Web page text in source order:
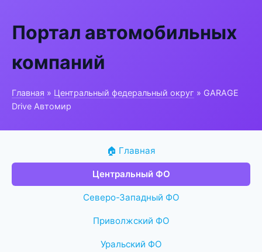
Портал автомобильных
компаний
Главная » Центральный федеральный округ » GARAGE
Drive Автомир
🏠 Главная
Центральный ФО
Северо-Западный ФО
Приволжский ФО
Уральский ФО